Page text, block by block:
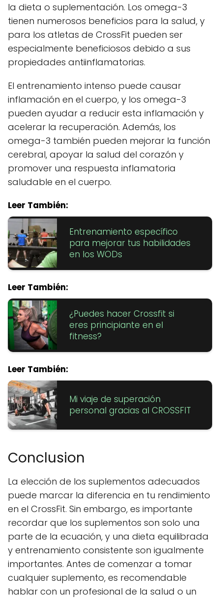
la dieta o suplementación. Los omega-3
tienen numerosos beneficios para la salud, y
para los atletas de CrossFit pueden ser
especialmente beneficiosos debido a sus
propiedades antiinflamatorias.
El entrenamiento intenso puede causar
inflamación en el cuerpo, y los omega-3
pueden ayudar a reducir esta inflamación y
acelerar la recuperación. Además, los
omega-3 también pueden mejorar la función
cerebral, apoyar la salud del corazón y
promover una respuesta inflamatoria
saludable en el cuerpo.
Leer También:
Entrenamiento específico
para mejorar tus habilidades
en los WODs
Leer También:
¿Puedes hacer Crossfit si
eres principiante en el
fitness?
Leer También:
Mi viaje de superación
personal gracias al CROSSFIT
Conclusion
La elección de los suplementos adecuados
puede marcar la diferencia en tu rendimiento
en el CrossFit. Sin embargo, es importante
recordar que los suplementos son solo una
parte de la ecuación, y una dieta equilibrada
y entrenamiento consistente son igualmente
importantes. Antes de comenzar a tomar
cualquier suplemento, es recomendable
hablar con un profesional de la salud o un